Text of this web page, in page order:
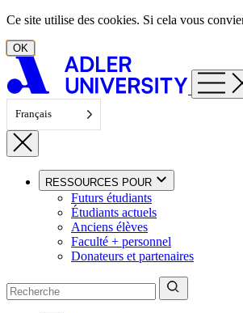
Aller au contenu
Ce site utilise des cookies. Si cela vous
OK
Français
RESSOURCES POUR
Futurs étudiants
Étudiants actuels
Anciens élèves
Faculté + personnel
Donateurs et partenaires